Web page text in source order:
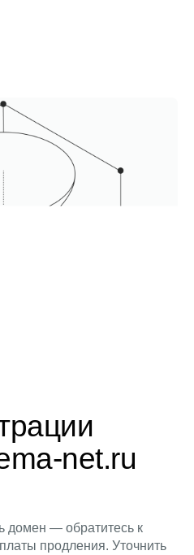
net.ru
домен — обратитесь к
продления. Уточнить